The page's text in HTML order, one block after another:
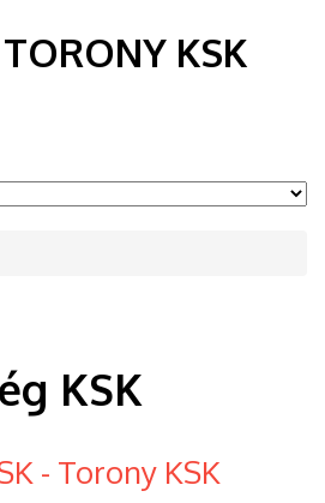
TORONY KSK
KSK
- Torony KSK